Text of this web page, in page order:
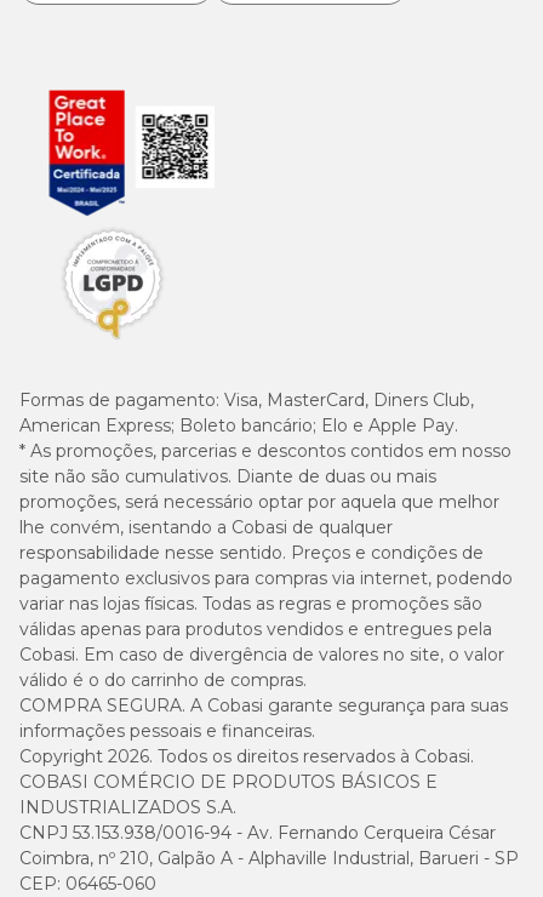
Formas de pagamento: Visa, MasterCard, Diners Club,
American Express; Boleto bancário; Elo e Apple Pay.
* As promoções, parcerias e descontos contidos em nosso
site não são cumulativos. Diante de duas ou mais
promoções, será necessário optar por aquela que melhor
lhe convém, isentando a Cobasi de qualquer
responsabilidade nesse sentido. Preços e condições de
pagamento exclusivos para compras via internet, podendo
variar nas lojas físicas. Todas as regras e promoções são
válidas apenas para produtos vendidos e entregues pela
Cobasi. Em caso de divergência de valores no site, o valor
válido é o do carrinho de compras.
COMPRA SEGURA. A Cobasi garante segurança para suas
informações pessoais e financeiras.
Copyright 2026. Todos os direitos reservados à Cobasi.
COBASI COMÉRCIO DE PRODUTOS BÁSICOS E
INDUSTRIALIZADOS S.A.
CNPJ 53.153.938/0016-94 - Av. Fernando Cerqueira César
Coimbra, nº 210, Galpão A - Alphaville Industrial, Barueri - SP
CEP: 06465-060